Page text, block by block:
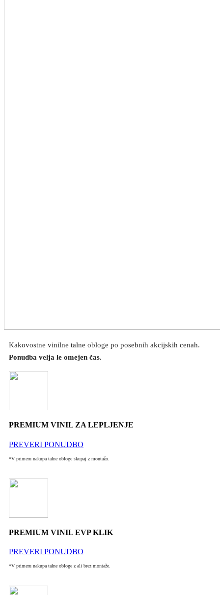
Kakovostne vinilne talne obloge po posebnih akcijskih cenah.
Ponudba velja le omejen čas.
PREMIUM VINIL ZA LEPLJENJE
PREVERI PONUDBO
*V primeru nakupa talne obloge skupaj z montažo.
PREMIUM VINIL EVP KLIK
PREVERI PONUDBO
*V primeru nakupa talne obloge z ali brez montaže.